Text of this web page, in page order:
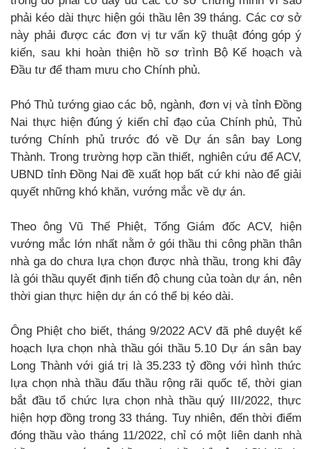
phải kéo dài thực hiện gói thầu lên 39 tháng. Các cơ sở
này phải được các đơn vị tư vấn kỹ thuật đóng góp ý
kiến, sau khi hoàn thiện hồ sơ trình Bộ Kế hoạch và
Đầu tư để tham mưu cho Chính phủ.
Phó Thủ tướng giao các bộ, ngành, đơn vị và tỉnh Đồng
Nai thực hiện đúng ý kiến chỉ đạo của Chính phủ, Thủ
tướng Chính phủ trước đó về Dự án sân bay Long
Thành. Trong trường hợp cần thiết, nghiên cứu để ACV,
UBND tỉnh Đồng Nai đề xuất họp bất cứ khi nào để giải
quyết những khó khăn, vướng mắc về dự án.
Theo ông Vũ Thế Phiệt, Tổng Giám đốc ACV, hiện
vướng mắc lớn nhất nằm ở gói thầu thi công phần thân
nhà ga do chưa lựa chọn được nhà thầu, trong khi đây
là gói thầu quyết định tiến độ chung của toàn dự án, nên
thời gian thực hiện dự án có thể bị kéo dài.
Ông Phiệt cho biết, tháng 9/2022 ACV đã phê duyệt kế
hoạch lựa chọn nhà thầu gói thầu 5.10 Dự án sân bay
Long Thành với giá trị là 35.233 tỷ đồng với hình thức
lựa chọn nhà thầu đấu thầu rộng rãi quốc tế, thời gian
bắt đầu tổ chức lựa chọn nhà thầu quý III/2022, thực
hiện hợp đồng trong 33 tháng. Tuy nhiên, đến thời điểm
đóng thầu vào tháng 11/2022, chỉ có một liên danh nhà